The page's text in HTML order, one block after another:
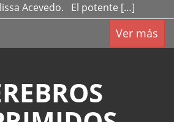
Acevedo. El potente […]
Ver más